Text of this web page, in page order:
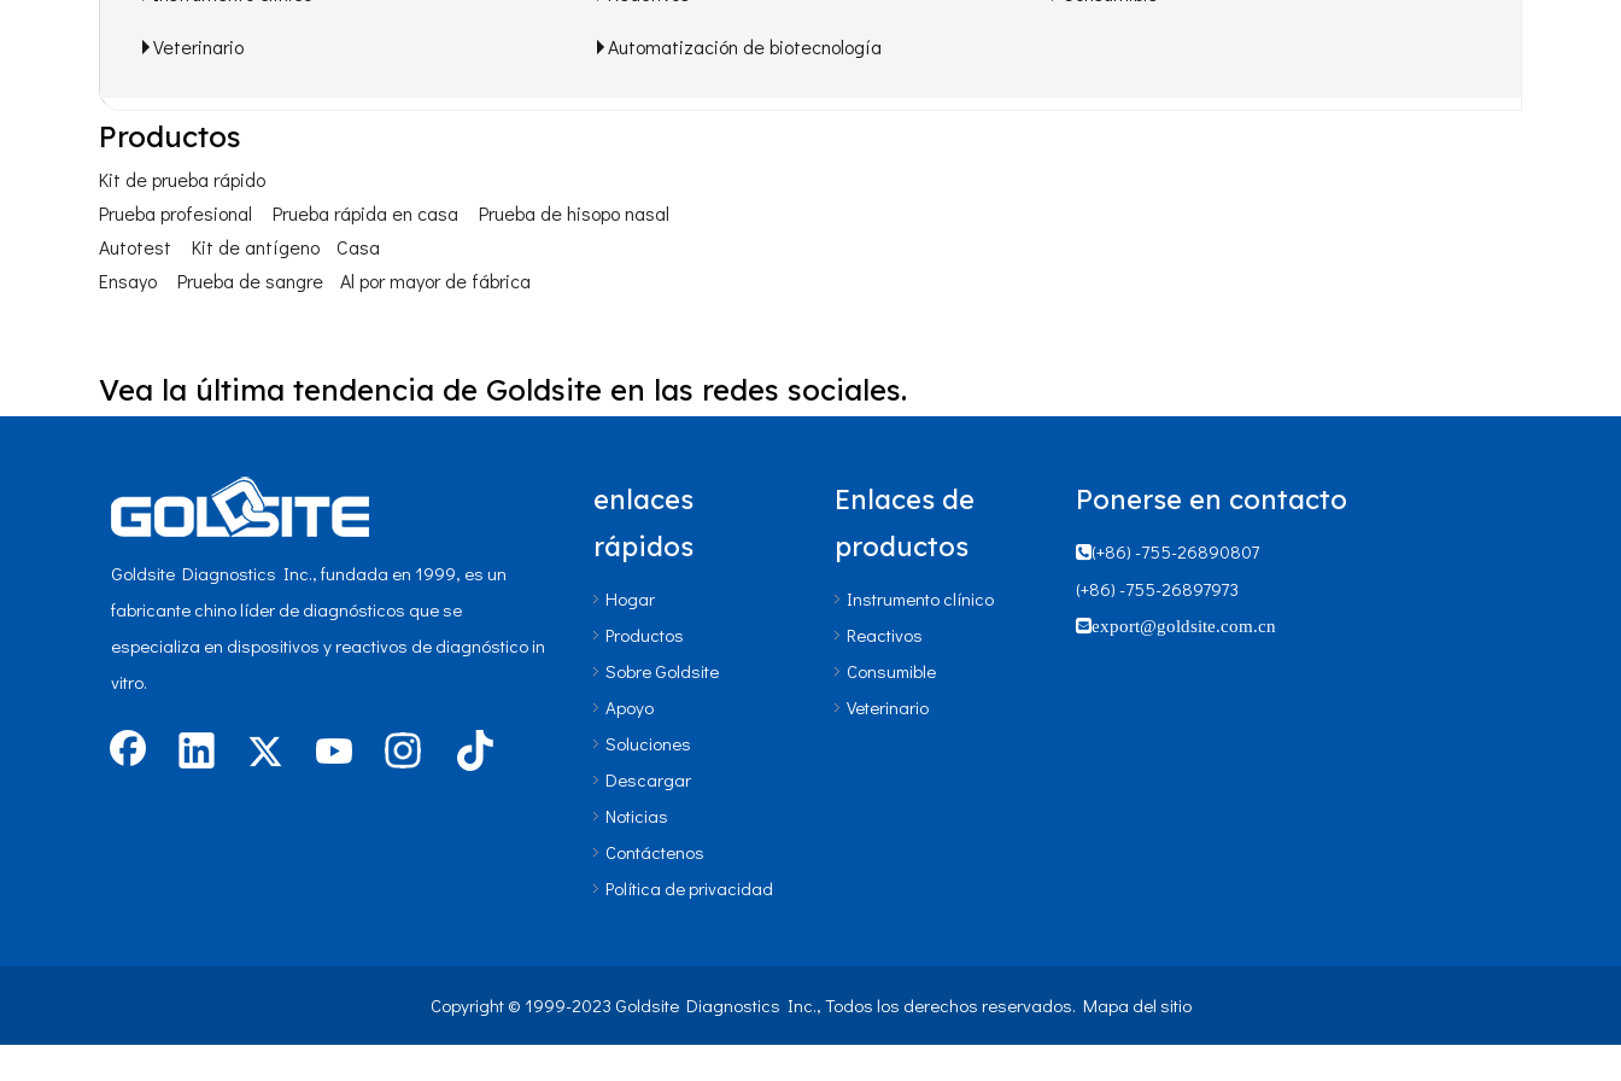
Veterinario Automatización de biotecnología
Productos
Kit de prueba rápido
Prueba profesional
Prueba rápida en casa
Prueba de hisopo nasal
Autotest
Kit de antígeno
Casa
Ensayo
Prueba de sangre Al por mayor de fábrica
Vea la última tendencia de Goldsite en las redes sociales.
Goldsite Diagnostics Inc., fundada en 1999, es un
fabricante chino líder de diagnósticos que se
especializa en dispositivos y reactivos de diagnóstico in
vitro.
enlaces
rápidos
Hogar
Productos
Sobre Goldsite
Apoyo
Soluciones
Descargar
Noticias
Contáctenos
Política de privacidad
Enlaces de
productos
Instrumento clínico
Reactivos
Consumible
Veterinario
Ponerse en contacto
(+86) -755-26890807
(+86) -755-26897973
export@goldsite.com.cn
Copyright © 1999-2023 Goldsite Diagnostics Inc., Todos los derechos reservados. Mapa del sitio